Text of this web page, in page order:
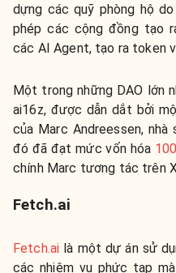
dựng các quỹ phòng hộ
phép các cộng đồng tạo
các AI Agent, tạo ra token
Một trong những DAO lớn
ai16z, được dẫn dắt bởi
của Marc Andreessen, nhà
đó đã đạt mức vốn hóa
chính Marc tương tác trên
Fetch.ai
Fetch.ai là một dự án sử
các nhiệm vụ phức tạp